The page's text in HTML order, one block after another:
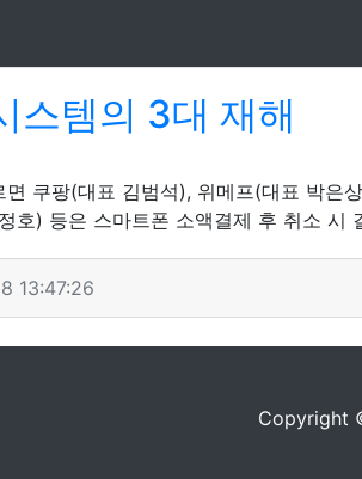
스템의 3대 재해
쿠팡(대표 김범석), 위메프(대표 박은
호) 등은 스마트폰 소액결제 후 취소
13:47:26
Copyright